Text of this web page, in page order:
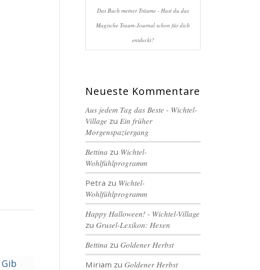
Das Buch meiner Träume - Hast du das
Magische Traum-Journal schon für dich
entdeckt?
Neueste Kommentare
Aus jedem Tag das Beste - Wichtel-
Village zu Ein früher
Morgenspaziergang
Bettina zu Wichtel-
Wohlfühlprogramm
Petra zu Wichtel-
Wohlfühlprogramm
Happy Halloween! - Wichtel-Village
zuGrusel-Lexikon: Hexen
Bettina zuGoldener Herbst
Miriam zuGoldener Herbst